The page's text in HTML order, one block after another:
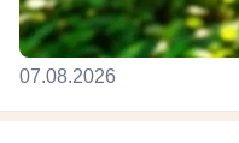
07.08.2026